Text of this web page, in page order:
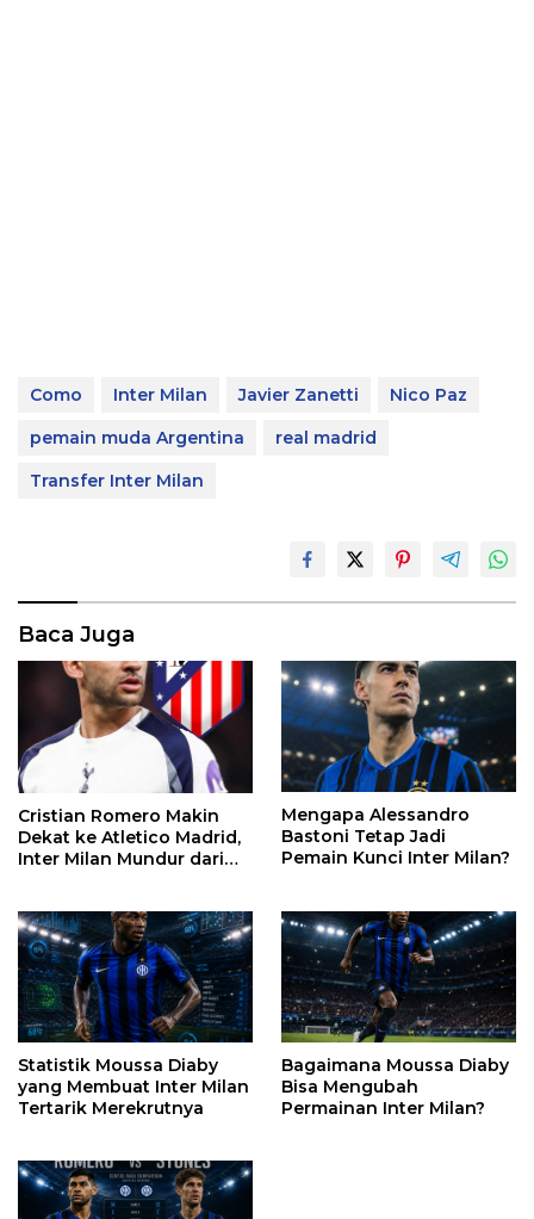
Como Inter Milan Javier Zanetti
Nico Paz
pemain muda Argentina
real madrid
Transfer Inter Milan
Baca Juga
Cristian Romero Makin
Dekat ke Atletico Madrid,
Inter Milan Mundur dari
Mengapa Alessandro
Bastoni Tetap Jadi
Pemain Kunci Inter Milan?
Statistik Moussa Diaby
yang Membuat Inter Milan
Tertarik Merekrutnya
Bagaimana Moussa Diaby
Bisa Mengubah
Permainan Inter Milan?